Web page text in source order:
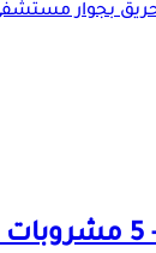
بجوار